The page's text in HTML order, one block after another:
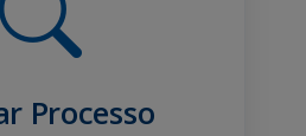
Processo